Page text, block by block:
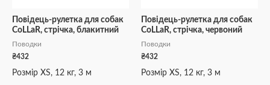
Повідець-рулетка для собак
CoLLaR, стрічка, блакитний
Поводки
₴432
Розмір XS, 12 кг, 3 м
Повідець-рулетка для собак
CoLLaR, стрічка, червоний
Поводки
₴432
Розмір XS, 12 кг, 3 м